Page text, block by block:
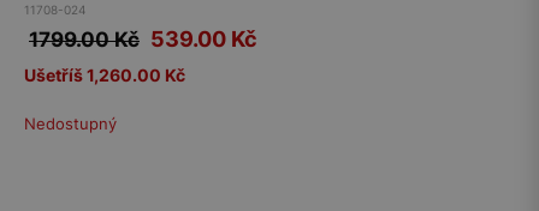
11708-024
1799.00 Kč 539.00 Kč
Ušetříš 1,260.00 Kč
Nedostupný